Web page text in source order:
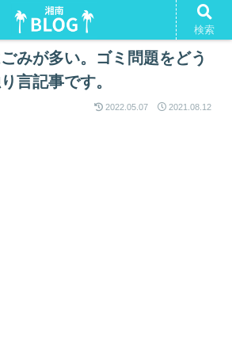
ツ。よかったらいかがですか？
みが多い。ゴミ問題をどう
言記事です。
2022.05.07 2021.08.12
検索